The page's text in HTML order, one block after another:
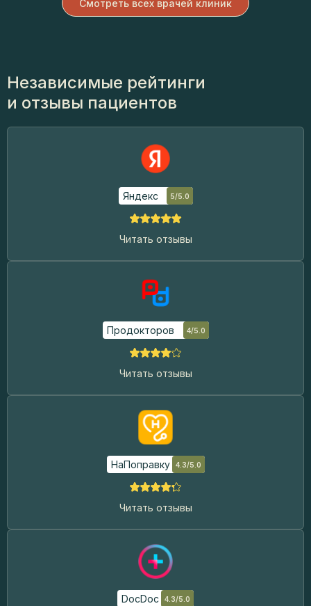
Смотреть всех врачей клиник
Независимые рейтинги
и отзывы пациентов
Яндекс 5/5.0
Читать отзывы
Продокторов 4/5.0
Читать отзывы
НаПоправку 4.3/5.0
Читать отзывы
DocDoc 4.3/5.0